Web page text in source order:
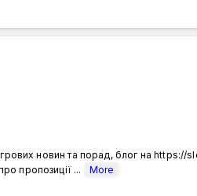
ігрових новин та порад, блог на
пропозиції ...
More